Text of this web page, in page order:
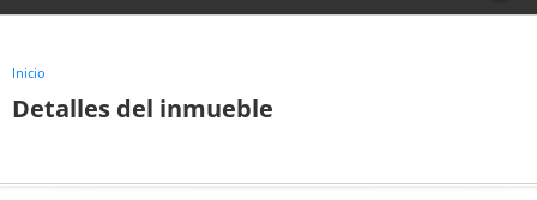
Inicio
Detalles del inmueble